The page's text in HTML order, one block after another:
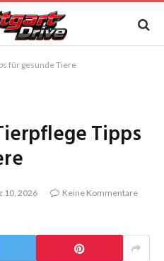
für gesunde Tiere
Tipps
10, 2026
Keine Kommentare